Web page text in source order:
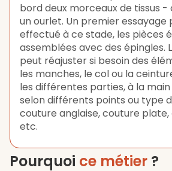
bord deux morceaux de tissus -
un ourlet. Un premier essayage
effectué à ce stade, les pièces
assemblées avec des épingles.
peut réajuster si besoin des
les manches, le col ou la
les différentes parties, à la
selon différents points ou type
couture anglaise, couture
etc.
Pourquoi ce métier ?